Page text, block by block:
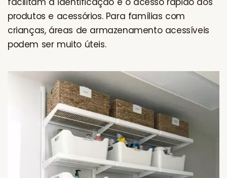
produtos e acessórios. Para famílias com
crianças, áreas de armazenamento acessíveis
podem ser muito úteis.